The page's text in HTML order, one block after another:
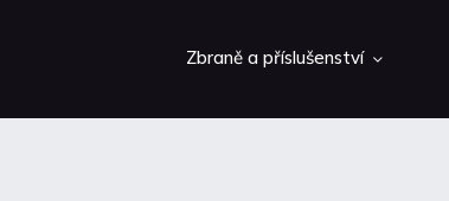
Zbraně a příslušenství